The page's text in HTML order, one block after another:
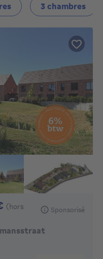
3 chambres
De 360000€ À
(hors
Sponsorisé